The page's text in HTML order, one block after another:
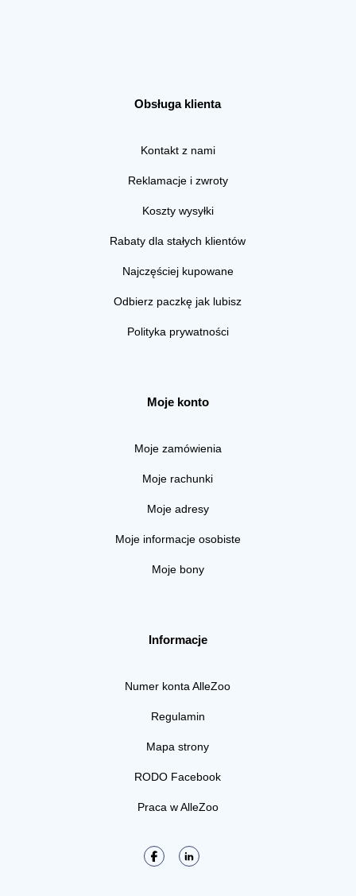
Obsługa klienta
Kontakt z nami
Reklamacje i zwroty
Koszty wysyłki
Rabaty dla stałych klientów
Najczęściej kupowane
Odbierz paczkę jak lubisz
Polityka prywatności
Moje konto
Moje zamówienia
Moje rachunki
Moje adresy
Moje informacje osobiste
Moje bony
Informacje
Numer konta AlleZoo
Regulamin
Mapa strony
RODO Facebook
Praca w AlleZoo